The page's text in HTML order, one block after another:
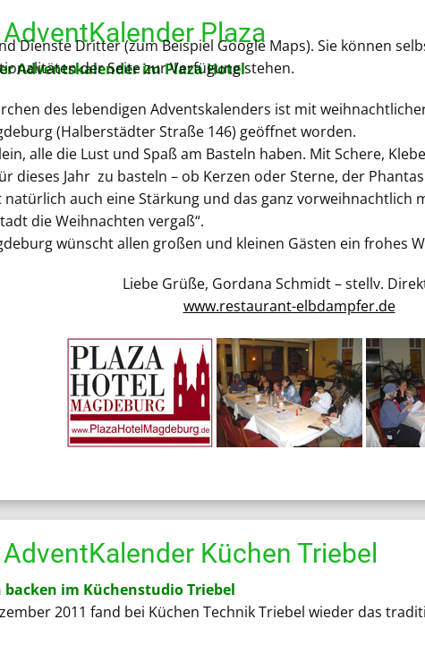
Plaza
Adventskalender im Plaza Hotel
des lebendigen Adventskalenders ist mit
(Halberstädter Straße 146) geöffnet worden.
alle die Lust und Spaß am Basteln haben. Mit Schere,
dieses Jahr zu basteln – ob Kerzen oder Sterne, der
auch eine Stärkung und das ganz vorweihnachtlich
die Weihnachten vergaß“.
wünscht allen großen und kleinen Gästen ein frohes
Liebe Grüße, Gordana Schmidt – stellv.
www.restaurant-elbdampfer.de
Küchen Triebel
backen im Küchenstudio Triebel
2011 fand bei Küchen Technik Triebel wieder das
Dienste Dritter (zum Beispiel Google Maps). Sie können
der Seite zur Verfügung stehen.